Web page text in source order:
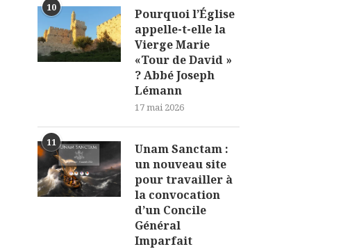
10
Pourquoi l’Église
appelle-t-elle la
Vierge Marie
«Tour de David »
? Abbé Joseph
Lémann
17 mai 2026
11
Unam Sanctam :
un nouveau site
pour travailler à
la convocation
d’un Concile
Général
Imparfait